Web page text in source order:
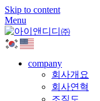
Skip to content
Menu
company
회사개요
회사연혁